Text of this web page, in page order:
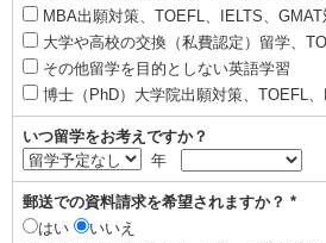
MBA出願対策、TOEFL、IELTS、GMAT
大学や高校の交換（私費認定）留学、
その他留学を目的としない英語学習
博士（PhD）大学院出願対策、TOEFL
いつ留学をお考えですか？
年
郵送での資料請求を希望されますか？ *
はい
いいえ